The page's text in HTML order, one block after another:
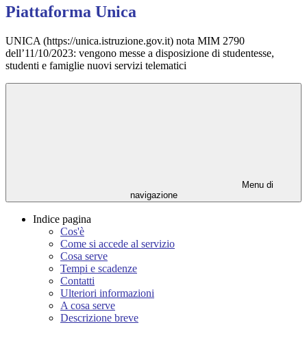
Piattaforma Unica
UNICA (https://unica.istruzione.gov.it) nota MIM 2790
dell’11/10/2023: vengono messe a disposizione di studentesse,
studenti e famiglie nuovi servizi telematici
Menu di
navigazione
Indice pagina
Cos'è
Come si accede al servizio
Cosa serve
Tempi e scadenze
Contatti
Ulteriori informazioni
A cosa serve
Descrizione breve